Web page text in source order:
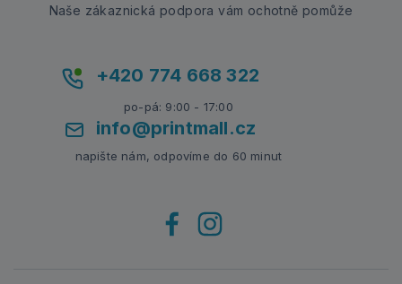
Naše zákaznická podpora vám ochotně pomůže
+420 774 668 322
po-pá: 9:00 - 17:00
info@printmall.cz
napište nám, odpovíme do 60 minut